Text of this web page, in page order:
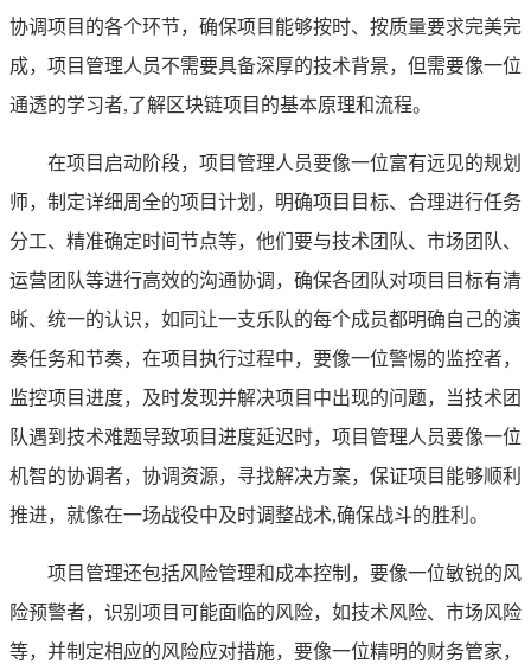
协调项目的各个环节，确保项目能够按时、按质量要求完美完
成，项目管理人员不需要具备深厚的技术背景，但需要像一位
通透的学习者,了解区块链项目的基本原理和流程。
在项目启动阶段，项目管理人员要像一位富有远见的规划
师，制定详细周全的项目计划，明确项目目标、合理进行任务
分工、精准确定时间节点等，他们要与技术团队、市场团队、
运营团队等进行高效的沟通协调，确保各团队对项目目标有清
晰、统一的认识，如同让一支乐队的每个成员都明确自己的演
奏任务和节奏，在项目执行过程中，要像一位警惕的监控者，
监控项目进度，及时发现并解决项目中出现的问题，当技术团
队遇到技术难题导致项目进度延迟时，项目管理人员要像一位
机智的协调者，协调资源，寻找解决方案，保证项目能够顺利
推进，就像在一场战役中及时调整战术,确保战斗的胜利。
项目管理还包括风险管理和成本控制，要像一位敏锐的风
险预警者，识别项目可能面临的风险，如技术风险、市场风险
等，并制定相应的风险应对措施，要像一位精明的财务管家，